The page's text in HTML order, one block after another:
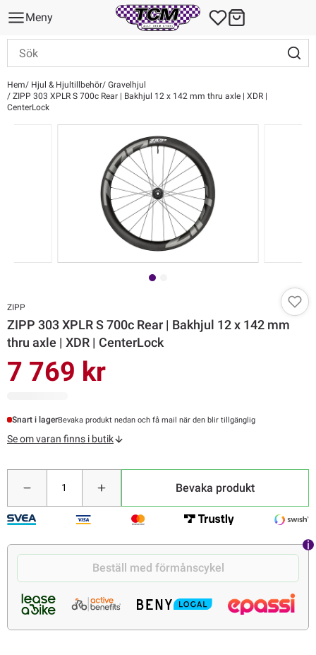
Meny
Hem Hjul & Hjultillbehör Gravelhjul
ZIPP 303 XPLR S 700c Rear | Bakhjul 12 x 142 mm thru axle | XDR |
CenterLock
ZIPP
ZIPP 303 XPLR S 700c Rear | Bakhjul 12 x 142 mm
thru axle | XDR | CenterLock
7 769 kr
Snart i lagerBevaka produkt nedan och få mail när den blir tillgänglig
Se om varan finns i butik
Bevaka produkt
Beställ med förmånscykel